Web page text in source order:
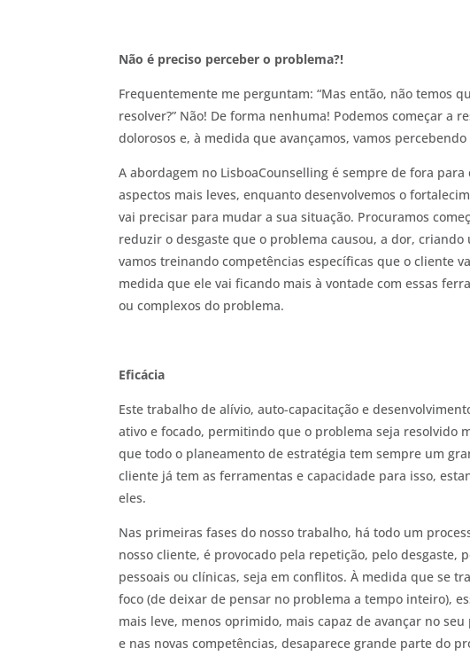
Não é preciso perceber o problema?!
Frequentemente me perguntam: “Mas então, não temos
resolver?” Não! De forma nenhuma! Podemos começar a
dolorosos e, à medida que avançamos, vamos
A abordagem no LisboaCounselling é sempre de fora
aspectos mais leves, enquanto desenvolvemos o
vai precisar para mudar a sua situação. Procuramos
reduzir o desgaste que o problema causou, a dor,
vamos treinando competências específicas que o cliente
medida que ele vai ficando mais à vontade com essas
ou complexos do problema.
Eficácia
Este trabalho de alívio, auto-capacitação e
ativo e focado, permitindo que o problema seja resolvido
que todo o planeamento de estratégia tem sempre um
cliente já tem as ferramentas e capacidade para isso,
eles.
Nas primeiras fases do nosso trabalho, há todo um
nosso cliente, é provocado pela repetição, pelo desgaste,
pessoais ou clínicas, seja em conflitos. À medida que se
foco (de deixar de pensar no problema a tempo inteiro),
mais leve, menos oprimido, mais capaz de avançar no
e nas novas competências, desaparece grande parte do